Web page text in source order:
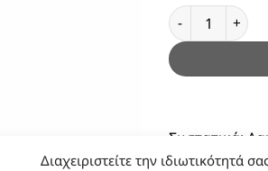
Διαχειριστείτε την ιδιωτικότητά
Shower Gel
Συστατικά:
Cocamide